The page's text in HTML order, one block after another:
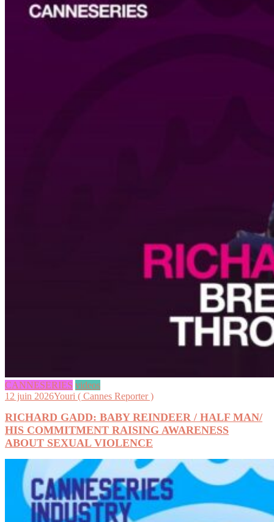
CANNESERIES videos
12 juin 2026Youri ( Cannes Reporter )
RICHARD GADD: BABY REINDEER / HALF MAN/
HIS COMMITMENT RAISING AWARENESS
ABOUT SEXUAL VIOLENCE